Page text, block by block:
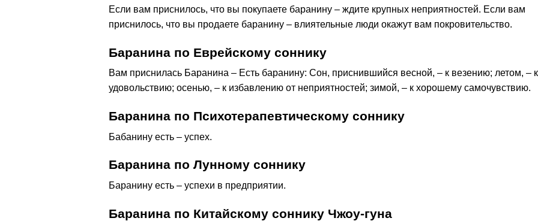
Если вам приснилось, что вы покупаете баранину – ждите крупных неприятностей. Если вам
приснилось, что вы продаете баранину – влиятельные люди окажут вам покровительство.
Баранина по Еврейскому соннику
Вам приснилась Баранина – Есть баранину: Сон, приснившийся весной, – к везению; летом, – к
удовольствию; осенью, – к избавлению от неприятностей; зимой, – к хорошему самочувствию.
Баранина по Психотерапевтическому соннику
Бабанину есть – успех.
Баранина по Лунному соннику
Баранину есть – успехи в предприятии.
Баранина по Китайскому соннику Чжоу-гуна